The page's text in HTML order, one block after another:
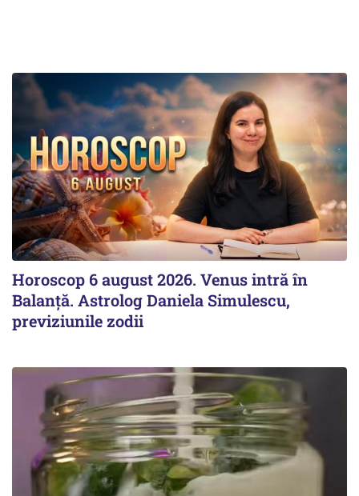
Horoscop 6 august 2026. Venus intră în
Balanță. Astrolog Daniela Simulescu,
previziunile zodii